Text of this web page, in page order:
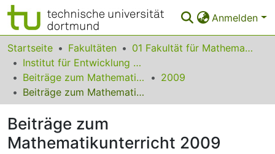
Anmelden
Bereiche & Sammlungen
Das gesamte Repositorium
Statistiken
FAQ
Leitlinien
Startseite Fakultäten
01 Fakultät für Mathematik
Institut für Entwicklung und Erforschung des Mathematikunterrichts
Beiträge zum Mathematikunterricht
2009
Beiträge zum Mathematikunterricht 2009
Beiträge zum
Mathematikunterricht 2009